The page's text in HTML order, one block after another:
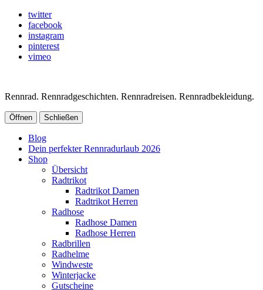
twitter
facebook
instagram
pinterest
vimeo
Rennrad. Rennradgeschichten. Rennradreisen. Rennradbekleidung.
Öffnen Schließen
Blog
Dein perfekter Rennradurlaub 2026
Shop
Übersicht
Radtrikot
Radtrikot Damen
Radtrikot Herren
Radhose
Radhose Damen
Radhose Herren
Radbrillen
Radhelme
Windweste
Winterjacke
Gutscheine